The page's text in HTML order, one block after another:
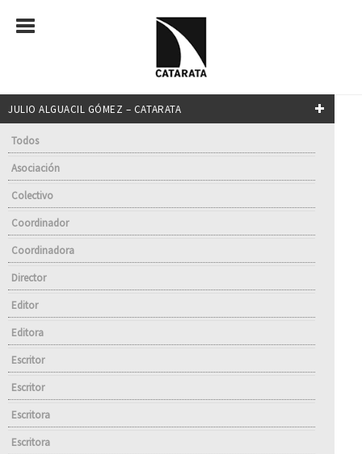
JULIO ALGUACIL GÓMEZ – CATARATA
Todos
Asociación
Colectivo
Coordinador
Coordinadora
Director
Editor
Editora
Escritor
Escritor
Escritora
Escritora